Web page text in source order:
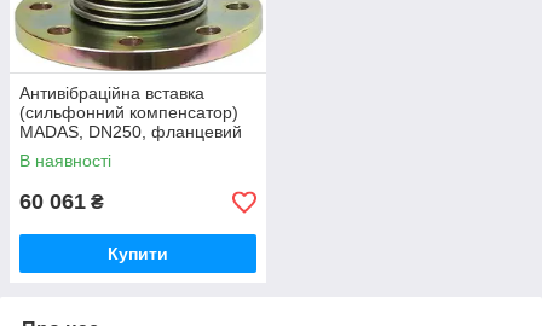
Антивібраційна вставка
(сильфонний компенсатор)
MADAS, DN250, фланцевий
В наявності
60 061 ₴
Купити